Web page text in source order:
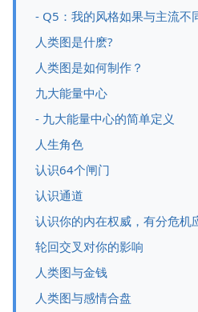
- Q5：我的风格如果与主流不
人类图是什麽?
人类图是如何制作？
九大能量中心
- 九大能量中心的简单定义
人生角色
认识64个闸门
认识通道
认识你的内在权威，有分危机
轮回交叉对你的影响
人类图与金钱
人类图与感情合盘